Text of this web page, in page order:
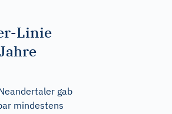
Linie
gab
mindestens